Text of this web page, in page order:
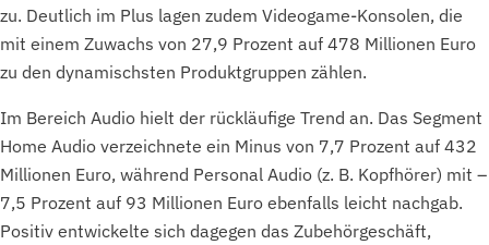
zu. Deutlich im Plus lagen zudem Videogame-Konsolen, die
mit einem Zuwachs von 27,9 Prozent auf 478 Millionen Euro
zu den dynamischsten Produktgruppen zählen.
Im Bereich Audio hielt der rückläufige Trend an. Das Segment
Home Audio verzeichnete ein Minus von 7,7 Prozent auf 432
Millionen Euro, während Personal Audio (z. B. Kopfhörer) mit –
7,5 Prozent auf 93 Millionen Euro ebenfalls leicht nachgab.
Positiv entwickelte sich dagegen das Zubehörgeschäft,